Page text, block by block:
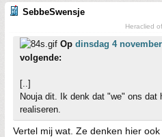
SebbeSwensje
Heraclied
Op dinsdag 4 november
volgende:
[..]
Nouja dit. Ik denk dat "we" ons dat
realiseren.
Vertel mij wat. Ze denken hier